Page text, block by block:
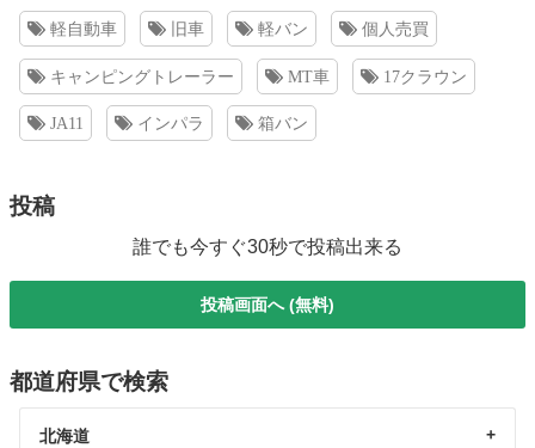
軽自動車 旧車 軽バン 個人売買
キャンピングトレーラー MT車 17クラウン
JA11 インパラ 箱バン
投稿
誰でも今すぐ30秒で投稿出来る
投稿画面へ (無料)
都道府県で検索
北海道